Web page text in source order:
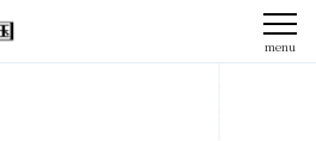
menu